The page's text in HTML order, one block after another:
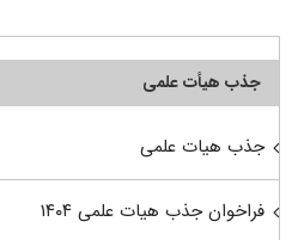
جذب هیأت علمی
جذب هیات علمی
فراخوان جذب هیات علمی ۱۴۰۴